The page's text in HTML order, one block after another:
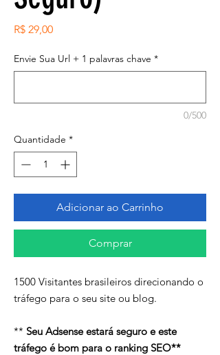
R$ 29,00Preço
Envie Sua Url + 1 palavras chave *
0/500
Quantidade *
Adicionar ao Carrinho
Comprar
1500 Visitantes brasileiros direcionando o
tráfego para o seu site ou blog.
** Seu Adsense estará seguro e este
tráfego é bom para o ranking SEO**